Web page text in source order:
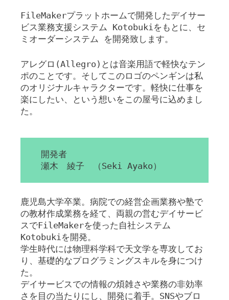
FileMakerプラットホームで開発したデイサー
ビス業務支援システム Kotobukiをもとに、セ
ミオーダーシステム を開発致します。
アレグロ(Allegro)とは音楽用語で軽快なテン
ポのことです。そしてこのロゴのペンギンは私
のオリジナルキャラクターです。軽快に仕事を
楽にしたい、という想いをこの屋号に込めまし
た。
開発者
瀬木 綾子 （Seki Ayako）
鹿児島大学卒業。病院での経営企画業務や塾で
の教材作成業務を経て、両親の営むデイサービ
スでFileMakerを使った自社システム
Kotobukiを開発。
学生時代には物理科学科で天文学を専攻してお
り、基礎的なプログラミングスキルを身につけ
た。
デイサービスでの情報の煩雑さや業務の非効率
さを目の当たりにし、開発に着手。SNSやブロ